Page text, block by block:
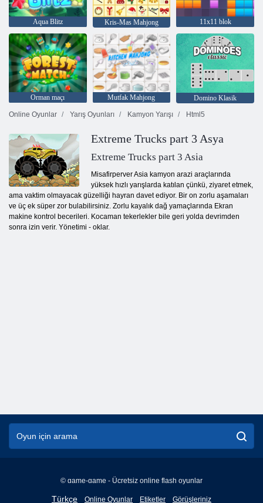
Aqua Blitz Kris-Mas Mahjong 11x11 blok
Orman maçı Mutfak Mahjong
Domino Klasik
Online Oyunlar
Yarış Oyunları Kamyon Yarışı Html5
Extreme Trucks part 3 Asya
Extreme Trucks part 3 Asia
Misafirperver Asia kamyon arazi araçlarında
yüksek hızlı yarışlarda katılan çünkü, ziyaret etmek,
ama vaktim olmayacak güzelliği hayran davet ediyor. Bir on zorlu aşamaları
ve üç ek süper zor bulabilirsiniz. Zorlu kayalık dağ yamaçlarında Ekran
makine kontrol becerileri. Kocaman tekerlekler bile geri yolda devrimden
sonra izin verir. Yönetimi - oklar.
© game-game - Ücretsiz online flash oyunlar
Türkçe
English
Online Oyunlar Etiketler Görüşleriniz